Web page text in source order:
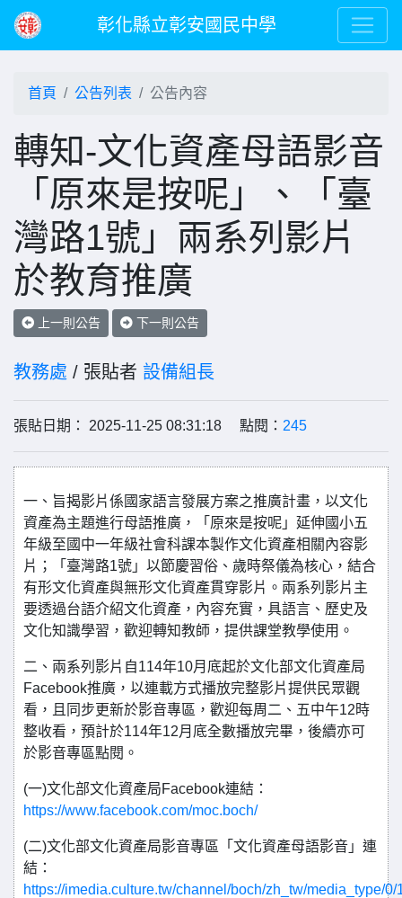
彰化縣立彰安國民中學
首頁 公告列表 公告內容
轉知-文化資產母語影音
「原來是按呢」、「臺
灣路1號」兩系列影片
於教育推廣
上一則公告 下一則公告
教務處 / 張貼者 設備組長
張貼日期： 2025-11-25 08:31:18 點閱： 245
一、旨揭影片係國家語言發展方案之推廣計畫，以文化
資產為主題進行母語推廣，「原來是按呢」延伸國小五
年級至國中一年級社會科課本製作文化資產相關內容影
片；「臺灣路1號」以節慶習俗、歲時祭儀為核心，結合
有形文化資產與無形文化資產貫穿影片。兩系列影片主
要透過台語介紹文化資產，內容充實，具語言、歷史及
文化知識學習，歡迎轉知教師，提供課堂教學使用。
二、兩系列影片自114年10月底起於文化部文化資產局
Facebook推廣，以連載方式播放完整影片提供民眾觀
看，且同步更新於影音專區，歡迎每周二、五中午12時
整收看，預計於114年12月底全數播放完畢，後續亦可
於影音專區點閱。
(一)文化部文化資產局Facebook連結：
https://www.facebook.com/moc.boch/
(二)文化部文化資產局影音專區「文化資產母語影音」連
結：
https://imedia.culture.tw/channel/boch/zh_tw/media_type/0/